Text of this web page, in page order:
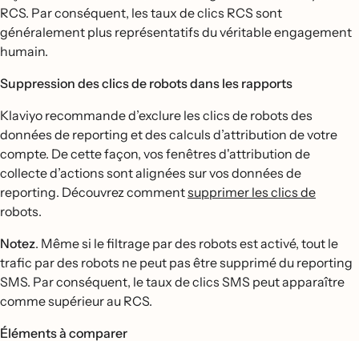
RCS. Par conséquent, les taux de clics RCS sont
généralement plus représentatifs du véritable engagement
humain.
Suppression des clics de robots dans les rapports
Klaviyo recommande d’exclure les clics de robots des
données de reporting et des calculs d’attribution de votre
compte. De cette façon, vos fenêtres d'attribution de
collecte d’actions sont alignées sur vos données de
reporting. Découvrez commentsupprimer les clics de
robots.
Notez. Même si le filtrage par des robots est activé, tout le
trafic par des robots ne peut pas être supprimé du reporting
SMS. Par conséquent, le taux de clics SMS peut apparaître
comme supérieur au RCS.
Éléments à comparer